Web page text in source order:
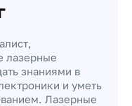
лазерные
знаниями в
и уметь
Лазерные